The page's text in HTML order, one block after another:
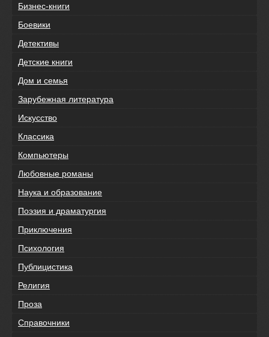
Бизнес-книги
Боевики
Детективы
Детские книги
Дом и семья
Зарубежная литература
Искусство
Классика
Компьютеры
Любовные романы
Наука и образование
Поэзия и драматургия
Приключения
Психология
Публицистика
Религия
Проза
Справочники